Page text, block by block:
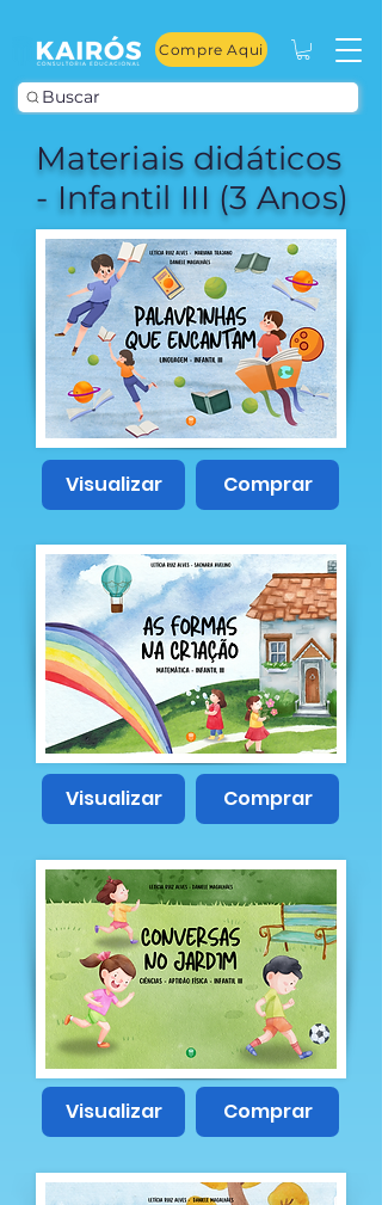
Compre Aqui
Buscar
Materiais didáticos
- Infantil III (3 Anos)
Visualizar Comprar
Visualizar Comprar
Visualizar Comprar